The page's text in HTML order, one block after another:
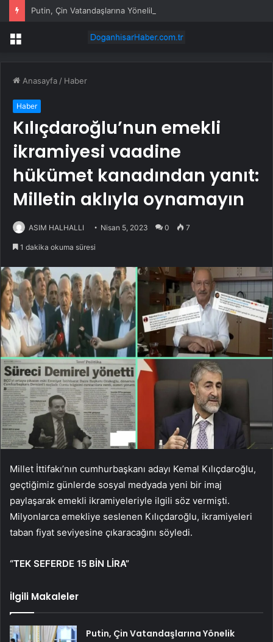
Menü
Anasayfa / Haber
Haber
Kılıçdaroğlu’nun emekli
ikramiyesi vaadine
hükümet kanadından yanıt:
Milletin aklıyla oynamayın
ASIM HALHALLI Nisan 5, 2023 0 7
1 dakika okuma süresi
Millet İttifakı’nın cumhurbaşkanı adayı Kemal Kılıçdaroğlu,
geçtiğimiz günlerde sosyal medyada yeni bir imaj
paylaşarak emekli ikramiyeleriyle ilgili söz vermişti.
Milyonlarca emekliye seslenen Kılıçdaroğlu, ikramiyeleri
taban fiyat seviyesine çıkaracağını söyledi.
“TEK SEFERDE 15 BİN LİRA”
İlgili Makaleler
Putin, Çin Vatandaşlarına Yönelik